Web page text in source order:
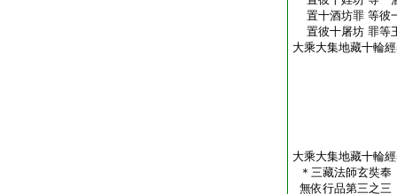
置十酒坊罪 等彼
置彼十屠坊 罪等
大乘大集地藏十輪
大乘大集地藏十輪
＊三藏法師玄奘
無依行品第三之三